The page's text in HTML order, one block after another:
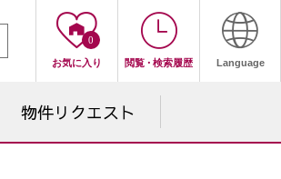
0
お気に入り 閲覧・ 検索履歴 Language
物件リクエスト